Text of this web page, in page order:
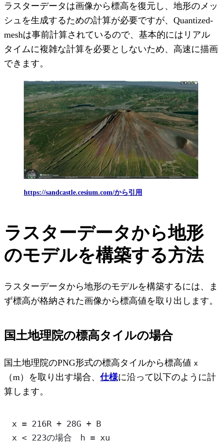
ラスターデータは画像から標高を復元し、地形のメッ
シュを生成するための計算が必要ですが、Quantized-
meshは事前計算されているので、基本的にはリアル
タイムに複雑な計算を必要としないため、高速に描画
できます。
https://sandcastle.cesium.com/から引用
ラスターデータから地形
のモデルを構築する方法
ラスターデータから地形のモデルを構築するには、ま
ず標高が格納された画像から標高値を取り出します。
国土地理院の標高タイルの場合
国土地理院のPNG形式の標高タイルから標高値 x
（m）を取り出す場合、仕様に沿って以下のように計
算します。
x = 216R + 28G + B
x < 223の場合　h = xu